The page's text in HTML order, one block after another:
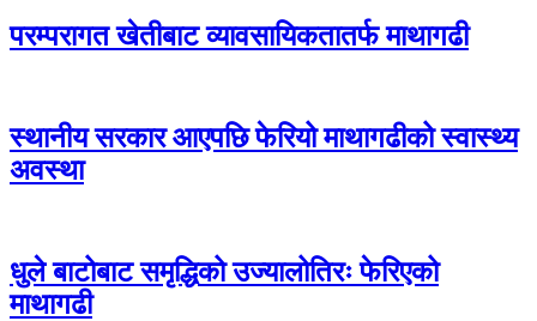
परम्परागत खेतीबाट व्यावसायिकतातर्फ माथागढी
स्थानीय सरकार आएपछि फेरियो माथागढीको स्वास्थ्य
अवस्था
धुले बाटोबाट समृद्धिको उज्यालोतिरः फेरिएको
माथागढी